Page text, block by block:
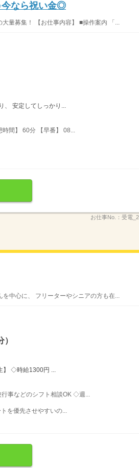
今なら祝い金◎
量募集！ 【お仕事内容】 ■操作案内 「...
、 安定してしっかり...
間】 60分 【早番】 08...
お仕事No.： 受電
中心に、 フリーターやシニアの方も在...
】 ◇時給1300円 ...
事などのシフト相談OK ◇週...
を優先させやすいの...